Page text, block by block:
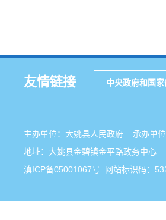
友情链接 中央政府和国
主办单位：大姚县人民政府 承办单
地址：大姚县金碧镇金平路政务中心
滇ICP备05001067号 网站标识码：